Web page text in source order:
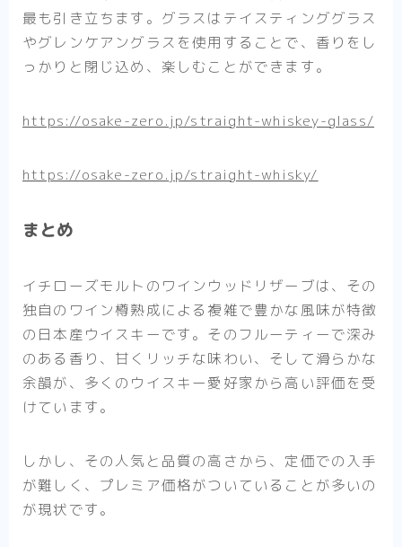
最も引き立ちます。グラスはテイスティンググラス
やグレンケアングラスを使用することで、香りをし
っかりと閉じ込め、楽しむことができます。
https://osake-zero.jp/straight-whiskey-glass/
https://osake-zero.jp/straight-whisky/
まとめ
イチローズモルトのワインウッドリザーブは、その
独自のワイン樽熟成による複雑で豊かな風味が特徴
の日本産ウイスキーです。そのフルーティーで深み
のある香り、甘くリッチな味わい、そして滑らかな
余韻が、多くのウイスキー愛好家から高い評価を受
けています。
しかし、その人気と品質の高さから、定価での入手
が難しく、プレミア価格がついていることが多いの
が現状です。